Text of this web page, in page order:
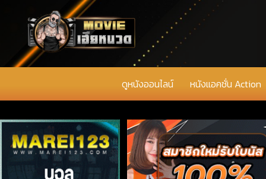
ดูหนังออนไลน์ หนังแอคชั่น Action